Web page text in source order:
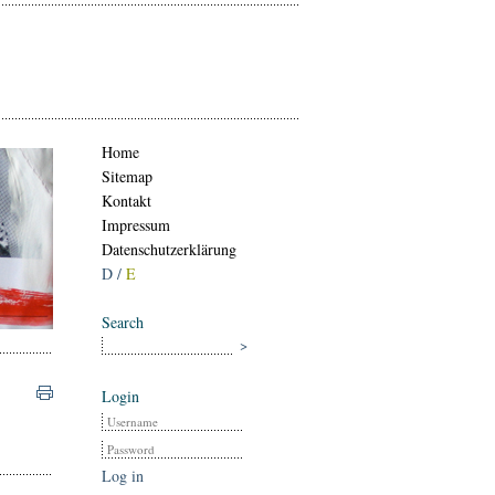
Home
Sitemap
Kontakt
Impressum
Datenschutzerklärung
D / E
Search
Login
Log in